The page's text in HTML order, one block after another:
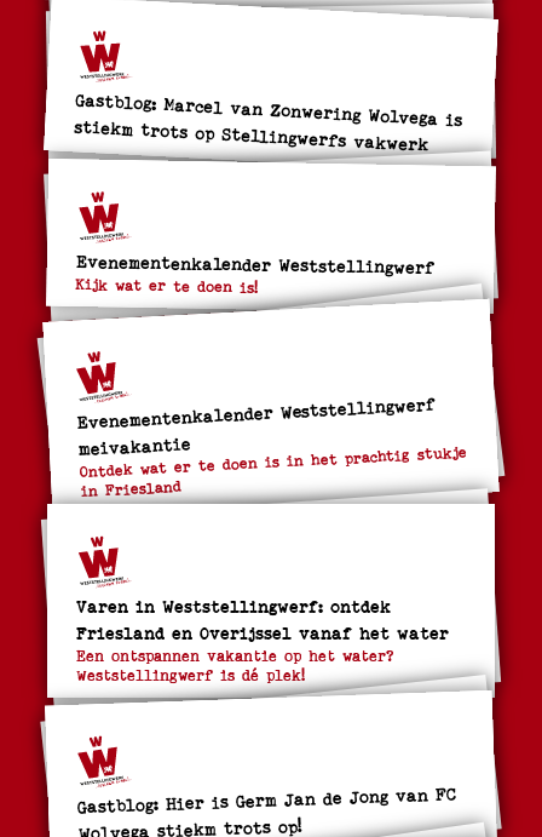
Gastblog: Marcel van Zonwering Wolvega is
stiekm trots op Stellingwerfs vakwerk
Evenementenkalender Weststellingwerf
Kijk wat er te doen is!
Evenementenkalender Weststellingwerf
meivakantie
Ontdek wat er te doen is in het prachtig stukje
in Friesland
Varen in Weststellingwerf: ontdek
Friesland en Overijssel vanaf het water
Een ontspannen vakantie op het water?
Weststellingwerf is dé plek!
Gastblog: Hier is Germ Jan de Jong van FC
Wolvega stiekm trots op!